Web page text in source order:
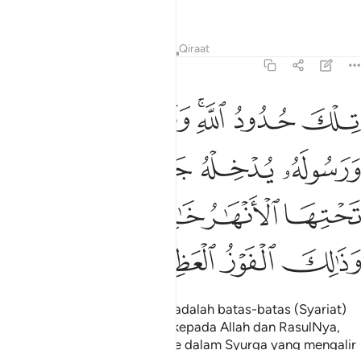
Qiraat
تلك حدود الله ومن يطع الله ورسوله يدخله جنات تجري من تحتها الانهار
تِلْكَ حُدُودُ ٱللَّهِ ۚ وَمَن يُطِعِ ٱللَّهَ وَرَسُولَهُۥ يُدْخِلْهُ جَنَّـٰتٍۢ
ﲥﲦﲧﲨﲩ
ﲬﲭ ﲮ
ﲱﲲﲳ
ﲶﲷﲸ
Segala hukum yang tersebut adalah batas-batas (Syariat)
Allah. Dan sesiapa yang taat kepada Allah dan RasulNya,
akan dimasukkan oleh Allah ke dalam Syurga yang mengalir